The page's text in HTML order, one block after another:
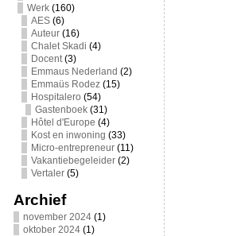
Werk(160)
AES(6)
Auteur(16)
Chalet Skadi (4)
Docent(3)
Emmaus Nederland (2)
Emmaüs Rodez(15)
Hospitalero (54)
Gastenboek(31)
Hôtel d'Europe (4)
Kost en inwoning (33)
Micro-entrepreneur(11)
Vakantiebegeleider(2)
Vertaler(5)
Archief
november 2024(1)
oktober 2024(1)